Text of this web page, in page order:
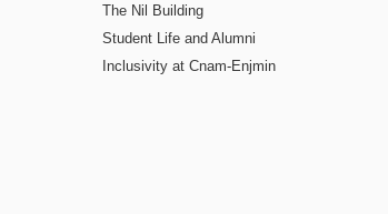
The Nil Building
Student Life and Alumni
Inclusivity at Cnam-Enjmin